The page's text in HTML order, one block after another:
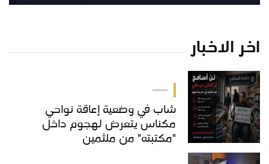
اخر الاخبار
-----
شاب في وضعية إعاقة نواحي
مكناس يتعرض لهجوم داخل
"مكتبته" من ملثمين